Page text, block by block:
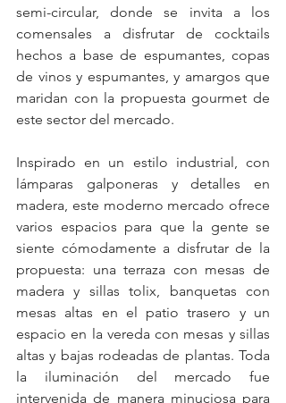
semi-circular, donde se invita a los
comensales a disfrutar de cocktails
hechos a base de espumantes, copas
de vinos y espumantes, y amargos que
maridan con la propuesta gourmet de
este sector del mercado.
Inspirado en un estilo industrial, con
lámparas galponeras y detalles en
madera, este moderno mercado ofrece
varios espacios para que la gente se
siente cómodamente a disfrutar de la
propuesta: una terraza con mesas de
madera y sillas tolix, banquetas con
mesas altas en el patio trasero y un
espacio en la vereda con mesas y sillas
altas y bajas rodeadas de plantas. Toda
la iluminación del mercado fue
intervenida de manera minuciosa para